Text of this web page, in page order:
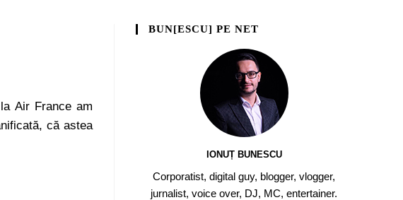
Air France am
că astea
BUN[ESCU] PE NET
IONUȚ BUNESCU
Corporatist, digital guy, blogger, vlogger,
jurnalist, voice over, DJ, MC, entertainer.